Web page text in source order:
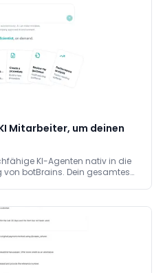
Mitarbeiter, um deinen
KI-Agenten nativ in die
von botBrains. Dein gesamtes
warten.